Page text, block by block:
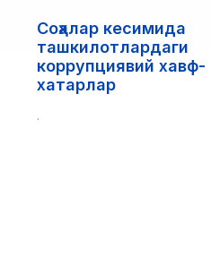
Соҳалар кесимида
ташкилотлардаги
коррупциявий хавф-
хатарлар
.